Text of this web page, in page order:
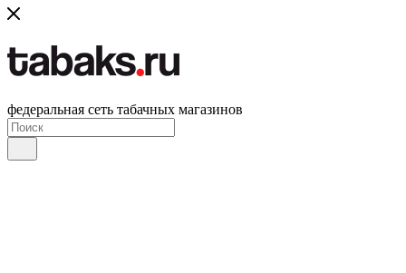
федеральная сеть табачных магазинов